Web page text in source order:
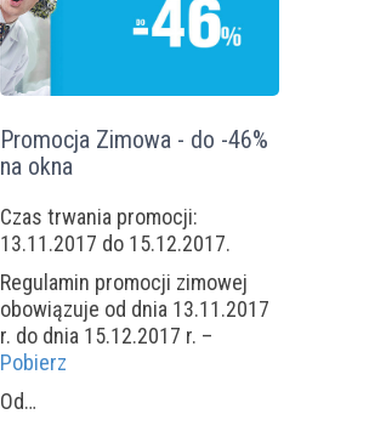
Promocja Zimowa - do -46%
na okna
Czas trwania promocji:
13.11.2017 do 15.12.2017.
Regulamin promocji zimowej
obowiązuje od dnia 13.11.2017
r. do dnia 15.12.2017 r. –
Pobierz
Od…